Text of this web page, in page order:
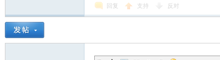
回复 支持 反对